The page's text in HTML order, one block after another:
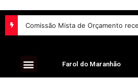
Farol do Maranhão